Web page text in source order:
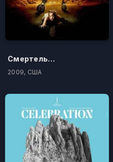
Смертельная гонка
2009, США